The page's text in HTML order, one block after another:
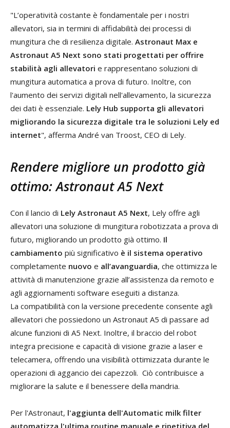
"L’operatività costante è fondamentale per i nostri
allevatori, sia in termini di affidabilità dei processi di
mungitura che di resilienza digitale. Astronaut Max e
Astronaut A5 Next sono stati progettati per offrire
stabilità agli allevatori e rappresentano soluzioni di
mungitura automatica a prova di futuro. Inoltre, con
l'aumento dei servizi digitali nell'allevamento, la sicurezza
dei dati è essenziale. Lely Hub supporta gli allevatori
migliorando la sicurezza digitale tra le soluzioni Lely ed
internet", afferma André van Troost, CEO di Lely.
Rendere migliore un prodotto già
ottimo: Astronaut A5 Next
Con il lancio di Lely Astronaut A5 Next, Lely offre agli
allevatori una soluzione di mungitura robotizzata a prova di
futuro, migliorando un prodotto già ottimo. Il
cambiamento più significativo è il sistema operativo
completamente nuovo e all’avanguardia, che ottimizza le
attività di manutenzione grazie all’assistenza da remoto e
agli aggiornamenti software eseguiti a distanza.
La compatibilità con la versione precedente consente agli
allevatori che possiedono un Astronaut A5 di passare ad
alcune funzioni di A5 Next. Inoltre, il braccio del robot
integra precisione e capacità di visione grazie a laser e
telecamera, offrendo una visibilità ottimizzata durante le
operazioni di aggancio dei capezzoli. Ciò contribuisce a
migliorare la salute e il benessere della mandria.
Per l'Astronaut, l'aggiunta dell'Automatic milk filter
automatizza l'ultima routine manuale e ripetitiva del